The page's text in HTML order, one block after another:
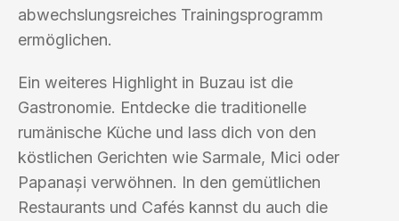
abwechslungsreiches Trainingsprogramm
ermöglichen.
Ein weiteres Highlight in Buzau ist die
Gastronomie. Entdecke die traditionelle
rumänische Küche und lass dich von den
köstlichen Gerichten wie Sarmale, Mici oder
Papanași verwöhnen. In den gemütlichen
Restaurants und Cafés kannst du auch die